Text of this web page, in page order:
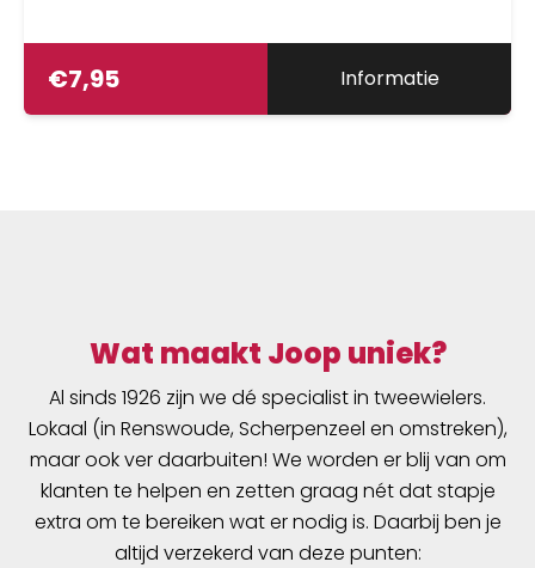
€7,95 Informatie
Wat maakt Joop uniek?
Al sinds 1926 zijn we dé specialist in tweewielers.
Lokaal (in Renswoude, Scherpenzeel en omstreken),
maar ook ver daarbuiten! We worden er blij van om
klanten te helpen en zetten graag nét dat stapje
extra om te bereiken wat er nodig is. Daarbij ben je
altijd verzekerd van deze punten: